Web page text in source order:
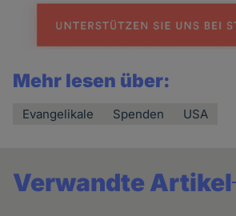
Mehr lesen über:
Evangelikale Spenden USA
Verwandte Artikel